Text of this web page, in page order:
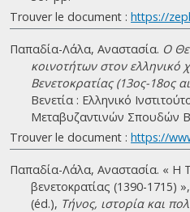
Trouver le document : https://
Παπαδία-Λάλα, Αναστασία. Ο
κοινοτήτων στον ελληνικό
Βενετοκρατίας (13ος-18ος
Βενετία : Ελληνικό
Μεταβυζαντινών Σπουδών
Trouver le document : https://
Παπαδία-Λάλα, Αναστασία. « Η
βενετοκρατίας (1390-
(éd.), Τήνος, ιστορία και